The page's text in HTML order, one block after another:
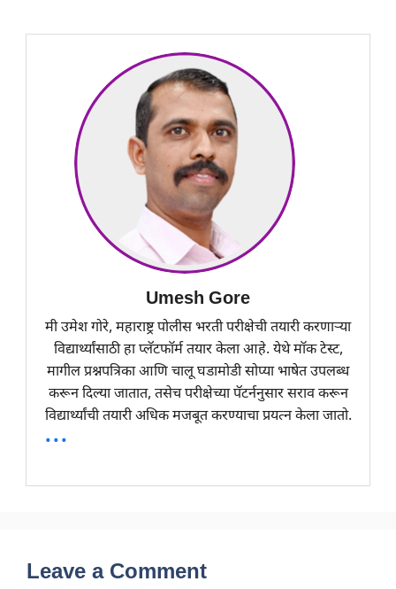
Umesh Gore
मी उमेश गोरे, महाराष्ट्र पोलीस भरती परीक्षेची तयारी करणाऱ्या
विद्यार्थ्यांसाठी हा प्लॅटफॉर्म तयार केला आहे. येथे मॉक टेस्ट,
मागील प्रश्नपत्रिका आणि चालू घडामोडी सोप्या भाषेत उपलब्ध
करून दिल्या जातात, तसेच परीक्षेच्या पॅटर्ननुसार सराव करून
विद्यार्थ्यांची तयारी अधिक मजबूत करण्याचा प्रयत्न केला जातो.
...
Leave a Comment